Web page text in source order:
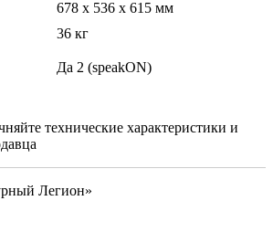
678 x 536 x 615 мм
36 кг
Да 2 (speakON)
технические характеристики и
Легион»